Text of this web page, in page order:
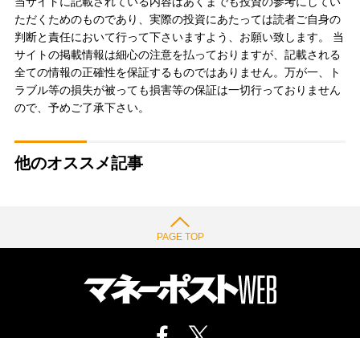
ただくためのものであり、実際の投資にあたっては読者ご自身の
判断と責任において行って下さいますよう、お願い致します。 当
サイトの掲載情報は細心の注意を払っておりますが、記載される
全ての情報の正確性を保証するものではありません。万が一、ト
ラブル等の損失が被っても損害等の保証は一切行っておりません
ので、予めご了承下さい。
他のオススメ記事
PAGE TOP